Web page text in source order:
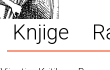
Knjige